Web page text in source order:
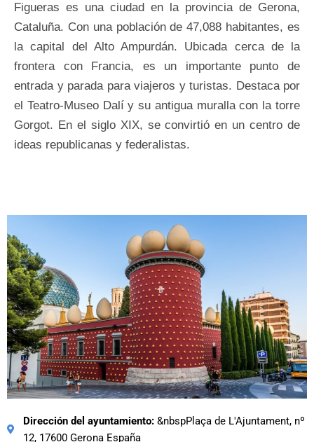
Figueras es una ciudad en la provincia de Gerona,
Cataluña. Con una población de 47,088 habitantes, es
la capital del Alto Ampurdán. Ubicada cerca de la
frontera con Francia, es un importante punto de
entrada y parada para viajeros y turistas. Destaca por
el Teatro-Museo Dalí y su antigua muralla con la torre
Gorgot. En el siglo XIX, se convirtió en un centro de
ideas republicanas y federalistas.
Dirección del ayuntamiento:&nbspPlaça de L'Ajuntament, nº
12, 17600 Gerona España